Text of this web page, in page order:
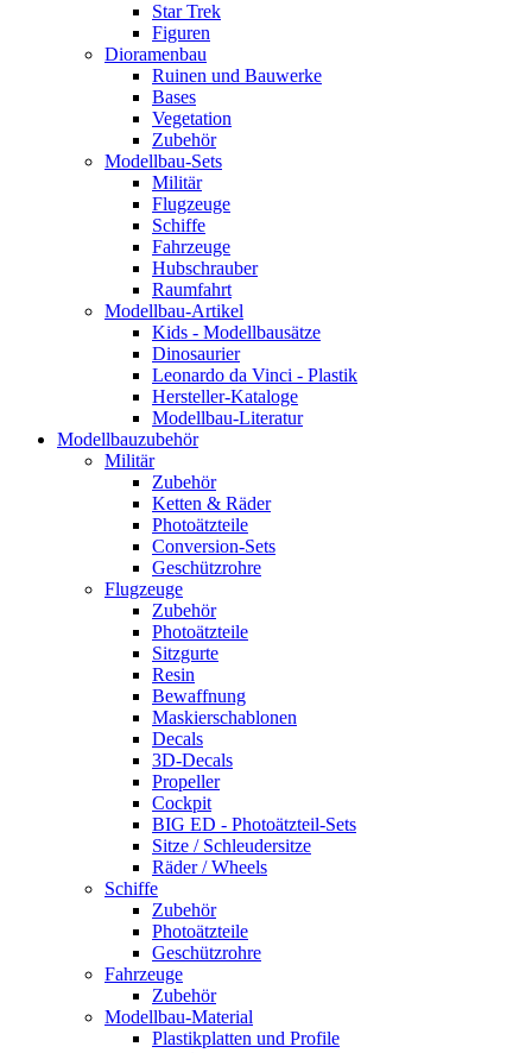
Star Trek
Figuren
Dioramenbau
Ruinen und Bauwerke
Bases
Vegetation
Zubehör
Modellbau-Sets
Militär
Flugzeuge
Schiffe
Fahrzeuge
Hubschrauber
Raumfahrt
Modellbau-Artikel
Kids - Modellbausätze
Dinosaurier
Leonardo da Vinci - Plastik
Hersteller-Kataloge
Modellbau-Literatur
Modellbauzubehör
Militär
Zubehör
Ketten & Räder
Photoätzteile
Conversion-Sets
Geschützrohre
Flugzeuge
Zubehör
Photoätzteile
Sitzgurte
Resin
Bewaffnung
Maskierschablonen
Decals
3D-Decals
Propeller
Cockpit
BIG ED - Photoätzteil-Sets
Sitze / Schleudersitze
Räder / Wheels
Schiffe
Zubehör
Photoätzteile
Geschützrohre
Fahrzeuge
Zubehör
Modellbau-Material
Plastikplatten und Profile